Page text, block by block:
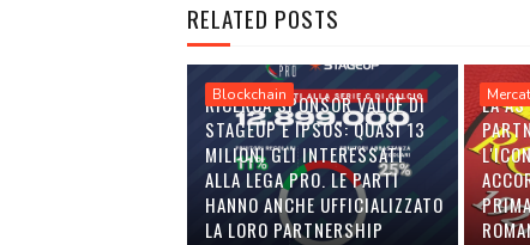
RELATED POSTS
Blockchain
RICERCA SPONSOR VALUE DI
STAGEUP E IPSOS: QUASI 13
MILIONI GLI INTERESSATI
ALLA LEGA PRO. LE PARTI
HANNO ANCHE UFFICIALIZZATO
LA LORO PARTNERSHIP
LA